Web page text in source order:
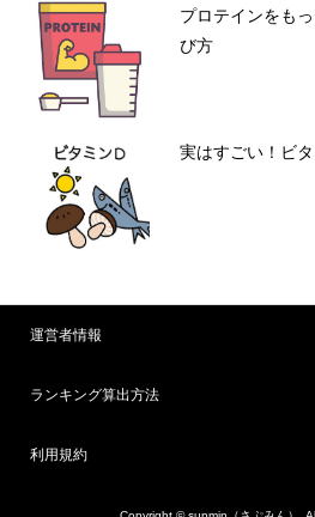
プロテインをも
び方
実はすごい！ビ
運営者情報
ランキング算出方法
利用規約